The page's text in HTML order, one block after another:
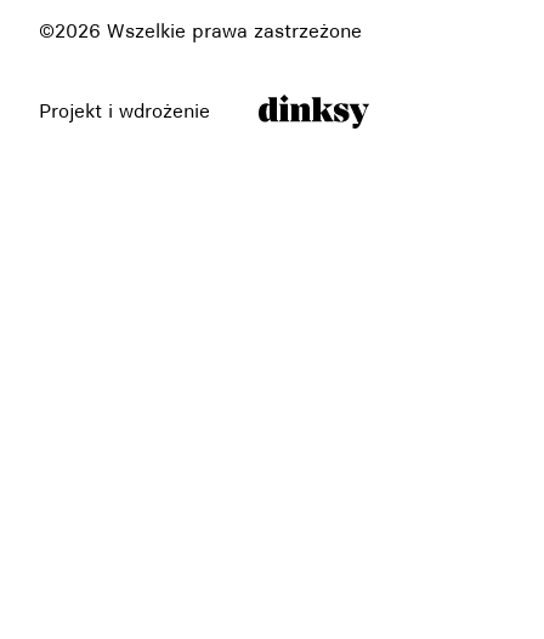
©2026 Wszelkie prawa zastrzeżone
Projekt i wdrożenie